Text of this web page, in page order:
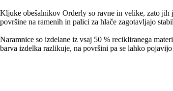
Kljuke obešalnikov Orderly so ravne in velike, zato jih
površine na ramenih in palici za hlače zagotavljajo
Naramnice so izdelane iz vsaj 50 % recikliranega
barva izdelka razlikuje, na površini pa se lahko